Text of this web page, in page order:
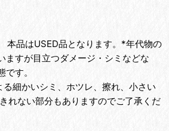
はUSED品となります。*年代物の
ますが目立つダメージ・シミなどな
す。
細かいシミ、ホツレ、擦れ、小さい
れない部分もありますのでご了承くだ